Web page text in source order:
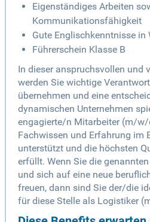
Eigenständiges Arbeiten
Kommunikationsfähigkeit
Gute Englischkenntnisse
Führerschein Klasse B
In dieser anspruchsvollen und
werden Sie wichtige
übernehmen und eine
dynamischen Unternehmen
engagierte/n Mitarbeiter (m/
Fachwissen und Erfahrung im
unterstützt und die höchsten
erfüllt. Wenn Sie die
und sich auf eine neue
freuen, dann sind Sie der/die
für diese Stelle als Logistiker